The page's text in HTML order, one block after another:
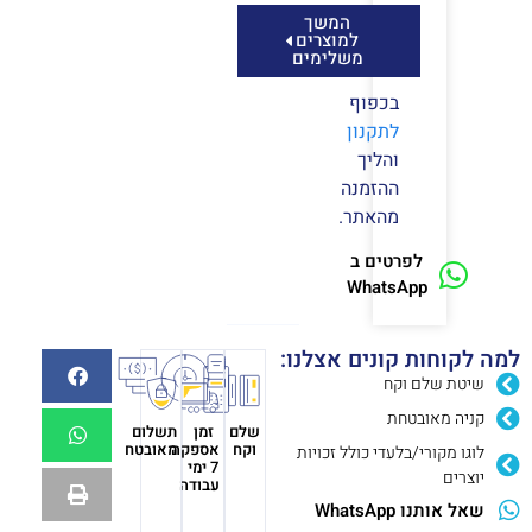
המשך
למוצרים
משלימים
בכפוף
לתקנון
והליך
ההזמנה
מהאתר.
לפרטים ב
WhatsApp
למה לקוחות קונים אצלנו:
שיטת שלם וקח
קניה מאובטחת
לוגו מקורי/בלעדי כולל זכויות
יוצרים
שאל אותנו WhatsApp
שלם
וקח
זמן
אספקה
7 ימי
עבודה
תשלום
מאובטח